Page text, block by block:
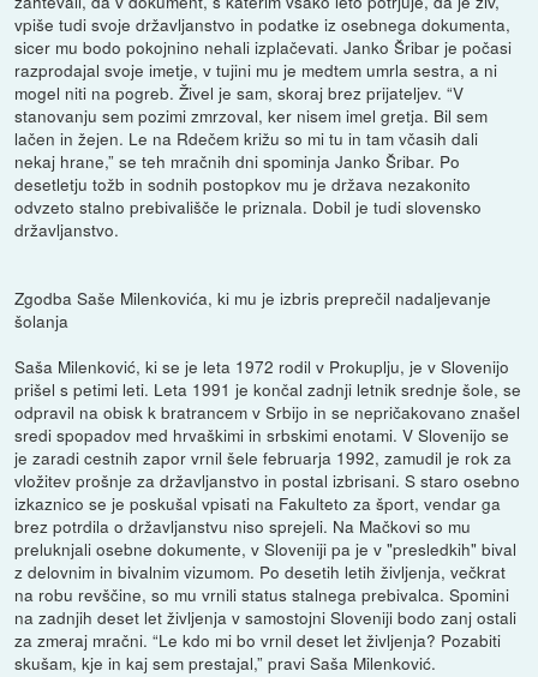
vpiše tudi svoje državljanstvo in podatke iz osebnega dokumenta,
sicer mu bodo pokojnino nehali izplačevati. Janko Šribar je počasi
razprodajal svoje imetje, v tujini mu je medtem umrla sestra, a ni
mogel niti na pogreb. Živel je sam, skoraj brez prijateljev. “V
stanovanju sem pozimi zmrzoval, ker nisem imel gretja. Bil sem
lačen in žejen. Le na Rdečem križu so mi tu in tam včasih dali
nekaj hrane,” se teh mračnih dni spominja Janko Šribar. Po
desetletju tožb in sodnih postopkov mu je država nezakonito
odvzeto stalno prebivališče le priznala. Dobil je tudi slovensko
državljanstvo.
Zgodba Saše Milenkovića, ki mu je izbris preprečil nadaljevanje
šolanja
Saša Milenković, ki se je leta 1972 rodil v Prokuplju, je v Slovenijo
prišel s petimi leti. Leta 1991 je končal zadnji letnik srednje šole, se
odpravil na obisk k bratrancem v Srbijo in se nepričakovano znašel
sredi spopadov med hrvaškimi in srbskimi enotami. V Slovenijo se
je zaradi cestnih zapor vrnil šele februarja 1992, zamudil je rok za
vložitev prošnje za državljanstvo in postal izbrisani. S staro osebno
izkaznico se je poskušal vpisati na Fakulteto za šport, vendar ga
brez potrdila o državljanstvu niso sprejeli. Na Mačkovi so mu
preluknjali osebne dokumente, v Sloveniji pa je v "presledkih" bival
z delovnim in bivalnim vizumom. Po desetih letih življenja, večkrat
na robu revščine, so mu vrnili status stalnega prebivalca. Spomini
na zadnjih deset let življenja v samostojni Sloveniji bodo zanj ostali
za zmeraj mračni. “Le kdo mi bo vrnil deset let življenja? Pozabiti
skušam, kje in kaj sem prestajal,” pravi Saša Milenković.